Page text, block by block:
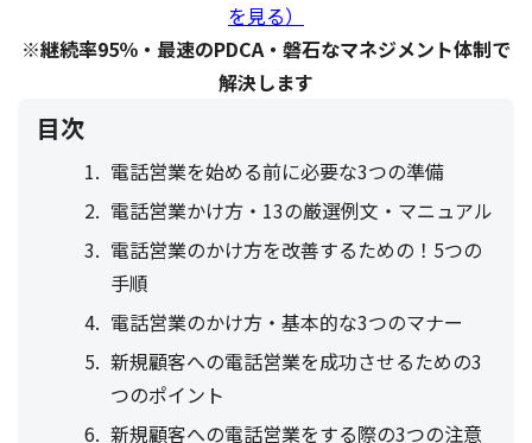
を見る）
※継続率95％・最速のPDCA・磐石なマネジメント体制で
解決します
目次
電話営業を始める前に必要な3つの準備
電話営業かけ方・13の厳選例文・マニュアル
電話営業のかけ方を改善するための！5つの
手順
電話営業のかけ方・基本的な3つのマナー
新規顧客への電話営業を成功させるための3
つのポイント
新規顧客への電話営業をする際の3つの注意